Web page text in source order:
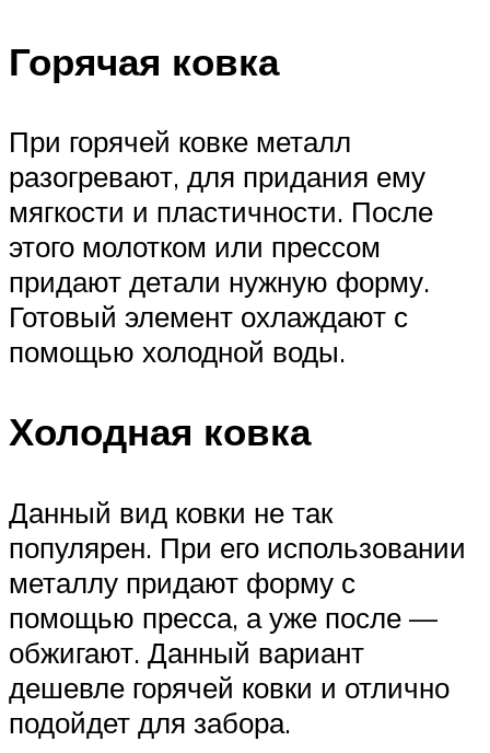
Горячая ковка
При горячей ковке металл
разогревают, для придания ему
мягкости и пластичности. После
этого молотком или прессом
придают детали нужную форму.
Готовый элемент охлаждают с
помощью холодной воды.
Холодная ковка
Данный вид ковки не так
популярен. При его использовании
металлу придают форму с
помощью пресса, а уже после —
обжигают. Данный вариант
дешевле горячей ковки и отлично
подойдет для забора.